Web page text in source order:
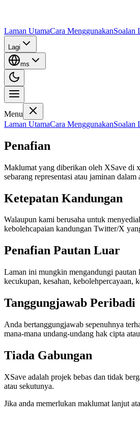
Laman UtamaCara MenggunakanSoalan
Lagi
ms
Menu
Laman UtamaCara MenggunakanSoalan
Penafian
Maklumat yang diberikan oleh XSave di
sebarang representasi atau jaminan
Ketepatan Kandungan
Walaupun kami berusaha untuk
kebolehcapaian kandungan Twitter/X
Penafian Pautan Luar
Laman ini mungkin mengandungi pautan
kecukupan, kesahan, kebolehpercayaan,
Tanggungjawab Peribadi
Anda bertanggungjawab sepenuhnya
mana-mana undang-undang hak cipta
Tiada Gabungan
XSave adalah projek bebas dan tidak
atau sekutunya.
Jika anda memerlukan maklumat lanjut